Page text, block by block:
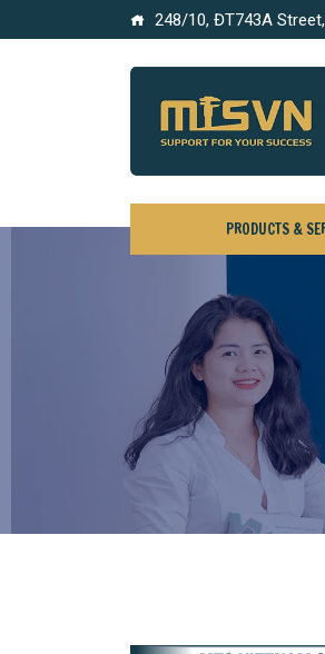
248/10, ĐT743A
PRODUCTS &